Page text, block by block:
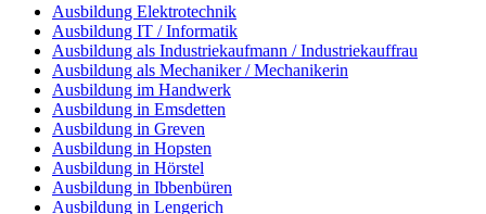
Ausbildung Elektrotechnik
Ausbildung IT / Informatik
Ausbildung als Industriekaufmann / Industriekauffrau
Ausbildung als Mechaniker / Mechanikerin
Ausbildung im Handwerk
Ausbildung in Emsdetten
Ausbildung in Greven
Ausbildung in Hopsten
Ausbildung in Hörstel
Ausbildung in Ibbenbüren
Ausbildung in Lengerich